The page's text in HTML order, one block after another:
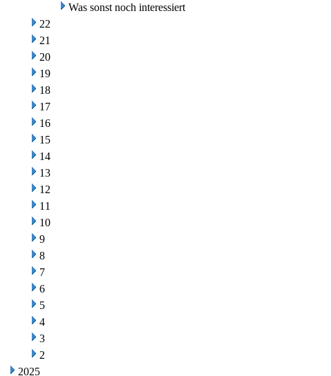
Was sonst noch interessiert
22
21
20
19
18
17
16
15
14
13
12
11
10
9
8
7
6
5
4
3
2
2025